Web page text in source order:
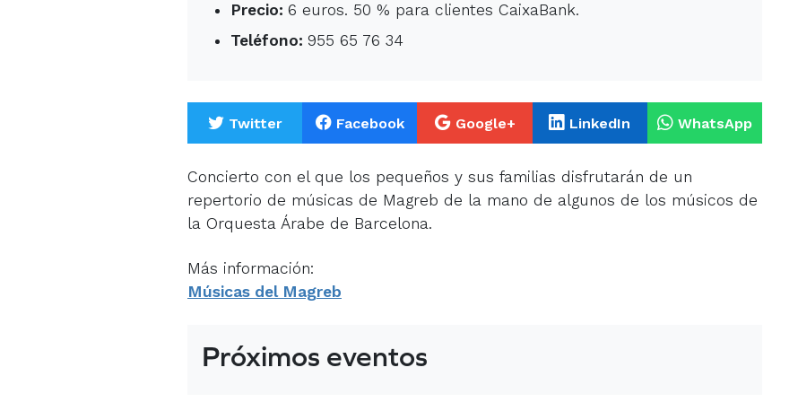
Precio: 6 euros. 50 % para clientes CaixaBank.
Teléfono: 955 65 76 34
Twitter Facebook Google+ LinkedIn WhatsApp
Concierto con el que los pequeños y sus familias disfrutarán de un
repertorio de músicas de Magreb de la mano de algunos de los músicos de
la Orquesta Árabe de Barcelona.
Más información:
Músicas del Magreb
Próximos eventos